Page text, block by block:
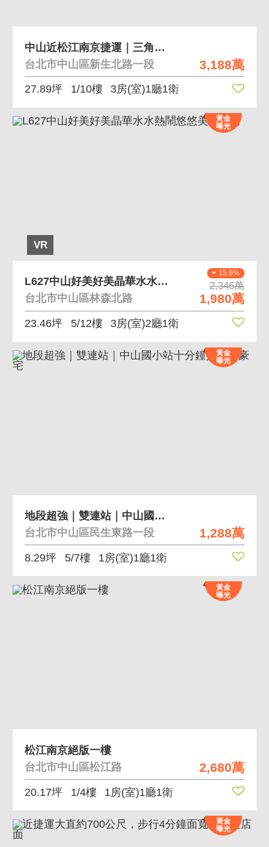
3,188萬
中山近松江南京捷運｜三角窗商辦店鋪附雙車位
台北市中山區新生北路一段
27.89坪 1/10樓 3房(室)1廳1衛
VR
黃金
曝光
15.6%
2,346萬
1,980萬
L627中山好美好美晶華水水熱鬧悠悠美妝三房
台北市中山區林森北路
23.46坪 5/12樓 3房(室)2廳1衛
黃金
曝光
1,288萬
地段超強｜雙連站｜中山國小站十分鐘採光小豪宅
台北市中山區民生東路一段
8.29坪 5/7樓 1房(室)1廳1衛
黃金
曝光
2,680萬
松江南京絕版一樓
台北市中山區松江路
20.17坪 1/4樓 1房(室)1廳1衛
黃金
曝光